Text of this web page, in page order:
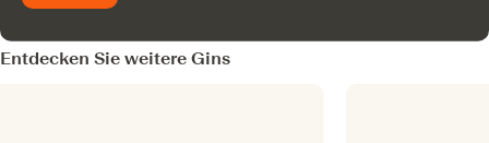
Entdecken Sie weitere Gins